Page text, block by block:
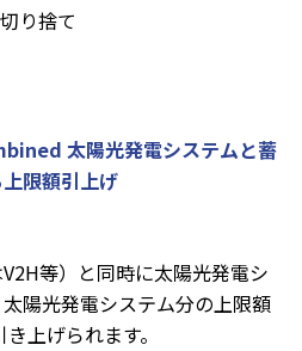
り捨て
太陽光発電システムと蓄
限額引上げ
等）と同時に太陽光発電シ
陽光発電システム分の上限額
上げられます。